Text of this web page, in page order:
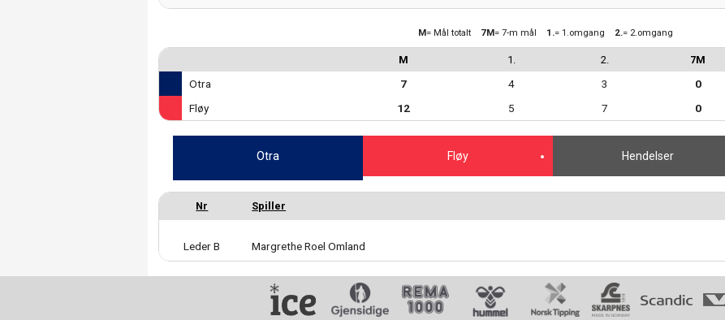
M 1. 2. 7M
M= Mål totalt 7M= 7-m mål 1.= 1.omgang 2.= 2.omgang
Otra 7 4 3 0
Fløy
12 5 7 0
Otra Fløy Hendelser
Leder B Margrethe Roel Omland